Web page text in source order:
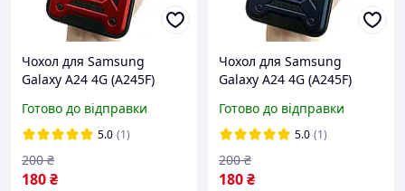
Чохол для Samsung
Galaxy A24 4G (A245F)
шторкою для камери
червоний
Готово до відправки
5.0 (1)
180₴
200 ₴
Чохол для Samsung
Galaxy A24 4G (A245F)
шторкою для камери
синій
Готово до відправки
5.0 (1)
180₴
200 ₴